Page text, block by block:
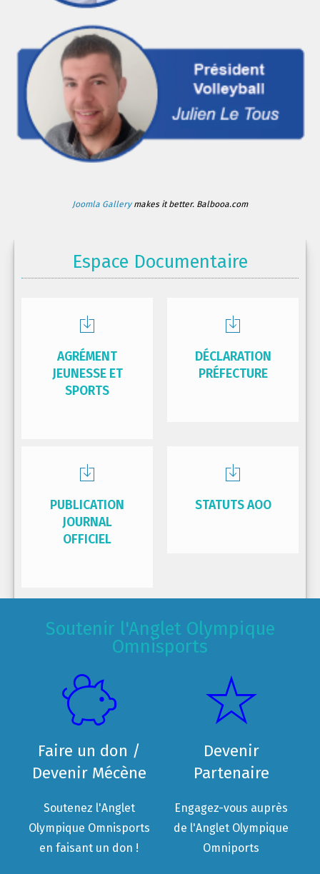
Joomla Gallerymakes it better. Balbooa.com
Espace Documentaire
AGRÉMENT
JEUNESSE ET
SPORTS
DÉCLARATION
PRÉFECTURE
PUBLICATION
JOURNAL
OFFICIEL
STATUTS AOO
Soutenir l'Anglet Olympique
Omnisports
Faire un don /
Devenir Mécène
Soutenez l'Anglet
Olympique Omnisports
en faisant un don !
Devenir
Partenaire
Engagez-vous auprès
de l'Anglet Olympique
Omniports